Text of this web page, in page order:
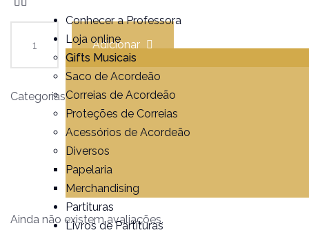
Conhecer a Professora
Loja online
Gifts Musicais
Saco de Acordeão
Correias de Acordeão
Proteções de Correias
Acessórios de Acordeão
Diversos
Papelaria
Merchandising
Partituras
Livros de Partituras
Adicionar
Categorias:Diversos,Merchandising
Avaliações (0)
Ainda não existem avaliações.